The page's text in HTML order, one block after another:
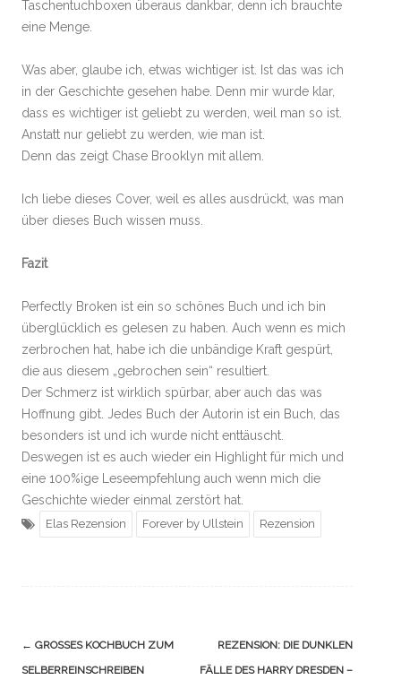
Taschentuchboxen überaus dankbar, denn ich brauchte
eine Menge.
Was aber, glaube ich, etwas wichtiger ist. Ist das was ich
in der Geschichte gesehen habe. Denn mir wurde klar,
dass es wichtiger ist geliebt zu werden, weil man so ist.
Anstatt nur geliebt zu werden, wie man ist.
Denn das zeigt Chase Brooklyn mit allem.
Ich liebe dieses Cover, weil es alles ausdrückt, was man
über dieses Buch wissen muss.
Fazit
Perfectly Broken ist ein so schönes Buch und ich bin
überglücklich es gelesen zu haben. Auch wenn es mich
zerbrochen hat, habe ich die unbändige Kraft gespürt,
die aus diesem „gebrochen sein“ resultiert.
Der Schmerz ist wirklich spürbar, aber auch das was
Hoffnung gibt. Jedes Buch der Autorin ist ein Buch, das
besonders ist und ich wurde nicht enttäuscht.
Deswegen ist es auch wieder ein Highlight für mich und
eine 100%ige Leseempfehlung auch wenn mich die
Geschichte wieder einmal zerstört hat.
Elas Rezension Forever by Ullstein Rezension
Navigation
(Beiträge)
← GROSSES KOCHBUCH ZUM S
ELBERREINSCHREIBEN
REZENSION: DIE DUNKLEN
FÄLLE DES HARRY DRESDEN –